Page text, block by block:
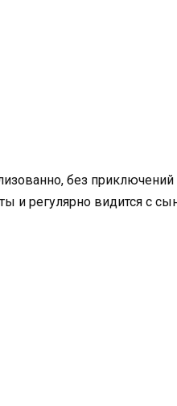
без
и регулярно видится с